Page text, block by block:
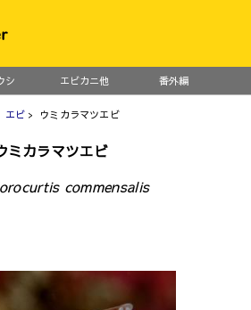
シ エビカニ他 番外編
エビ > ウミカラマツエビ
ミカラマツエビ
commensalis